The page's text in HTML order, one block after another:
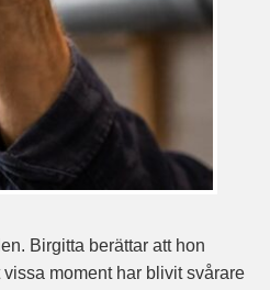
Birgitta berättar att hon
moment har blivit svårare